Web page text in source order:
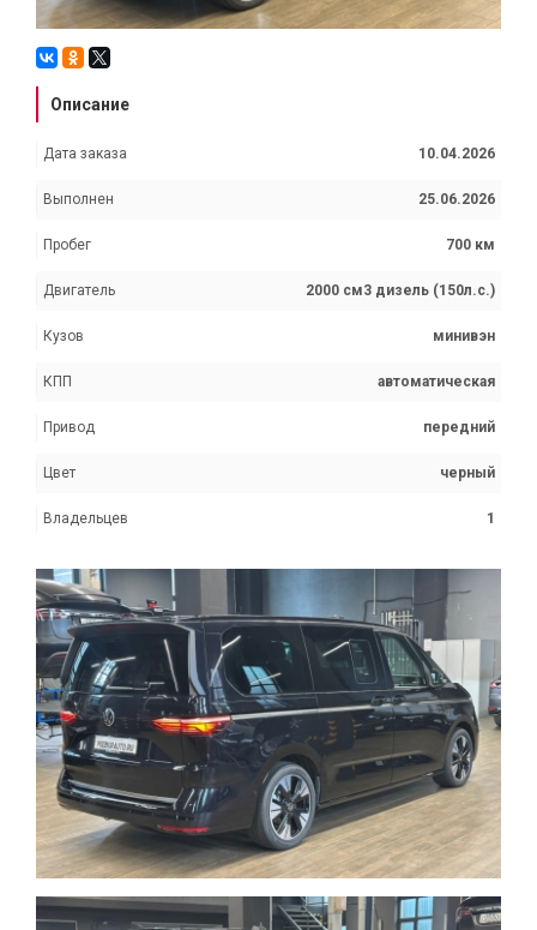
Описание
Дата заказа 10.04.2026
Выполнен 25.06.2026
Пробег 700 км
Двигатель 2000 см3 дизель (150л.с.)
Кузов минивэн
КПП автоматическая
Привод передний
Цвет черный
Владельцев 1